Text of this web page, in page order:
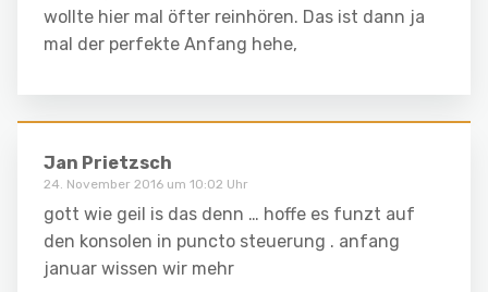
wollte hier mal öfter reinhören. Das ist dann ja
mal der perfekte Anfang hehe,
Jan Prietzsch
24. November 2016 um 10:02 Uhr
gott wie geil is das denn … hoffe es funzt auf
den konsolen in puncto steuerung . anfang
januar wissen wir mehr